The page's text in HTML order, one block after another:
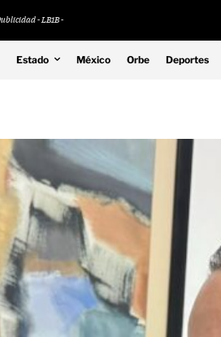
- LB1B -
Estado México Orbe Deportes